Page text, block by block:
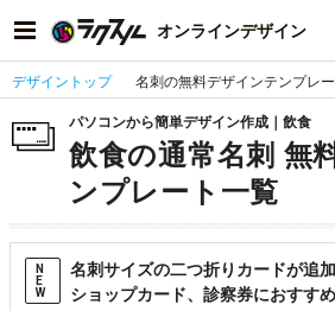
オンラインデザイン
デザイントップ 名刺の無料デザインテンプレ
パソコンから簡単デザイン作成｜飲食
飲食の通常名刺 無
ンプレート一覧
N
E
W
名刺サイズの二つ折りカードが追
ショップカード、診察券におすす